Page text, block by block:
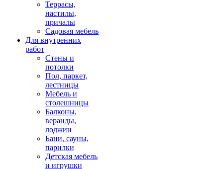
Террасы,
настилы,
причалы
Садовая мебель
Для внутренних
работ
Стены и
потолки
Пол, паркет,
лестницы
Мебель и
столешницы
Балконы,
веранды,
лоджии
Бани, сауны,
парилки
Детская мебель
и игрушки